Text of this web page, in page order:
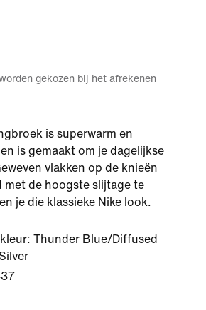
gekozen bij het afrekenen
is superwarm en
is gemaakt om je dagelijkse
vlakken op de knieën
met de hoogste slijtage te
je die klassieke Nike look.
Thunder Blue/Diffused